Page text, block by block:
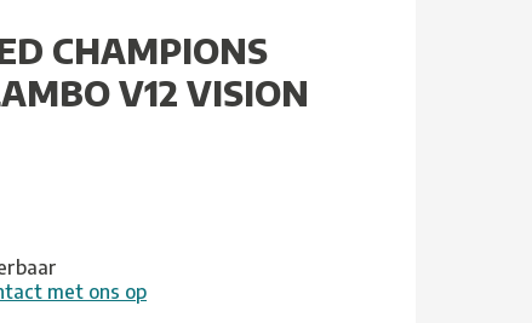
CHAMPIONS
V12 VISION
met ons op